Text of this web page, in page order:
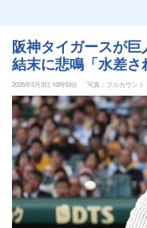
阪神タイガースが
結末に悲鳴「水差さ
2026年5月3日 16時53分 写真：フルカウント